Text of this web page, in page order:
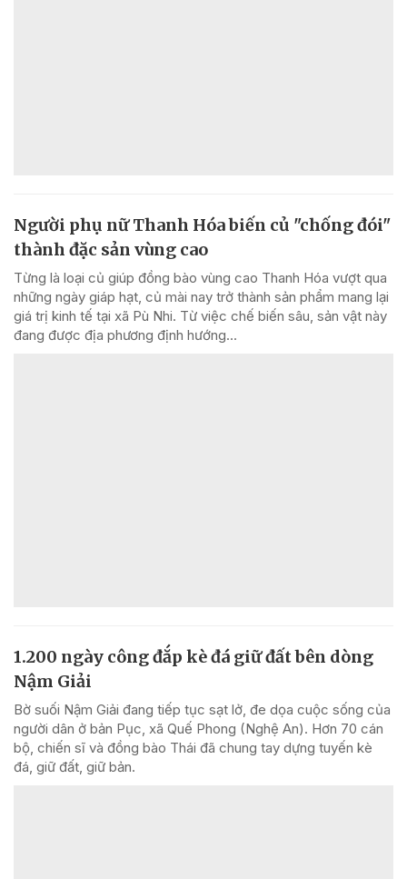
Người phụ nữ Thanh Hóa biến củ "chống đói"
thành đặc sản vùng cao
Từng là loại củ giúp đồng bào vùng cao Thanh Hóa vượt qua
những ngày giáp hạt, củ mài nay trở thành sản phẩm mang lại
giá trị kinh tế tại xã Pù Nhi. Từ việc chế biến sâu, sản vật này
đang được địa phương định hướng...
1.200 ngày công đắp kè đá giữ đất bên dòng
Nậm Giải
Bờ suối Nậm Giải đang tiếp tục sạt lở, đe dọa cuộc sống của
người dân ở bản Pục, xã Quế Phong (Nghệ An). Hơn 70 cán
bộ, chiến sĩ và đồng bào Thái đã chung tay dựng tuyến kè
đá, giữ đất, giữ bản.